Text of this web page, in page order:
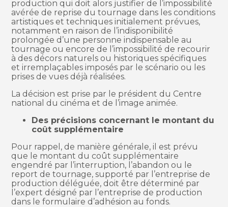
production qui doit alors justifier de l’impossibilité
avérée de reprise du tournage dans les conditions
artistiques et techniques initialement prévues,
notamment en raison de l’indisponibilité
prolongée d’une personne indispensable au
tournage ou encore de l’impossibilité de recourir
à des décors naturels ou historiques spécifiques
et irremplaçables imposés par le scénario ou les
prises de vues déjà réalisées.
La décision est prise par le président du Centre
national du cinéma et de l’image animée.
Des précisions concernant le montant du
coût supplémentaire
Pour rappel, de manière générale, il est prévu
que le montant du coût supplémentaire
engendré par l’interruption, l’abandon ou le
report de tournage, supporté par l’entreprise de
production déléguée, doit être déterminé par
l’expert désigné par l’entreprise de production
dans le formulaire d’adhésion au fonds.